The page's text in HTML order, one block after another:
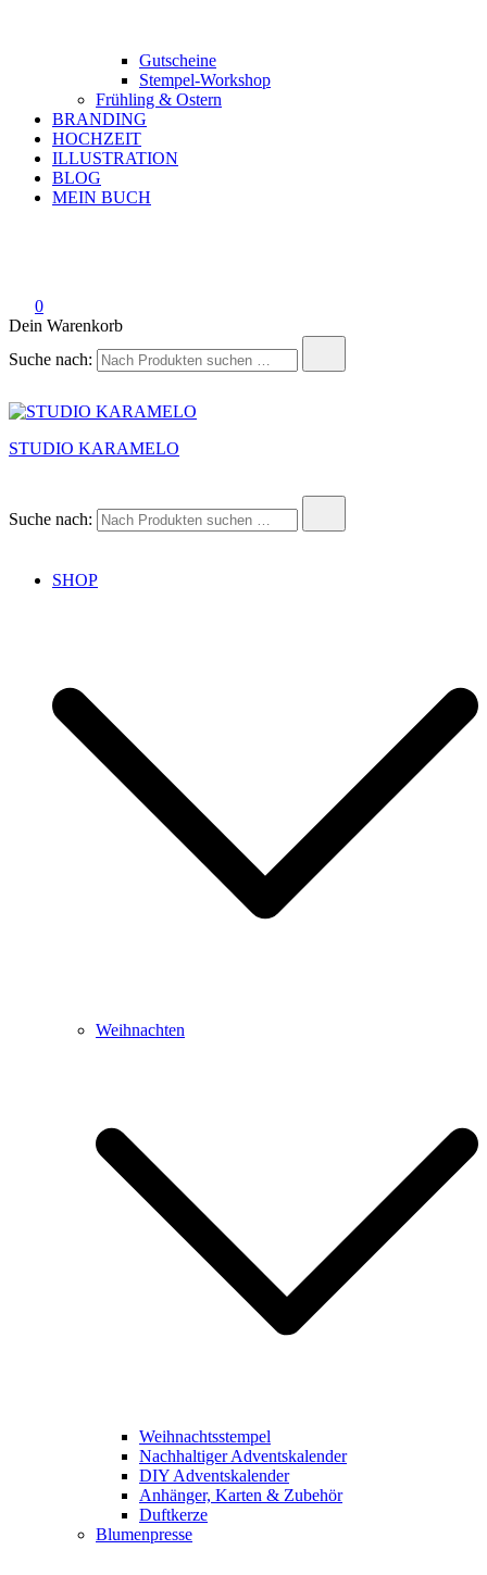
Gutscheine
Stempel-Workshop
Frühling & Ostern
BRANDING
HOCHZEIT
ILLUSTRATION
BLOG
MEIN BUCH
0
Dein Warenkorb
Suche nach:
STUDIO KARAMELO
Suche nach:
SHOP
Weihnachten
Weihnachtsstempel
Nachhaltiger Adventskalender
DIY Adventskalender
Anhänger, Karten & Zubehör
Duftkerze
Blumenpresse